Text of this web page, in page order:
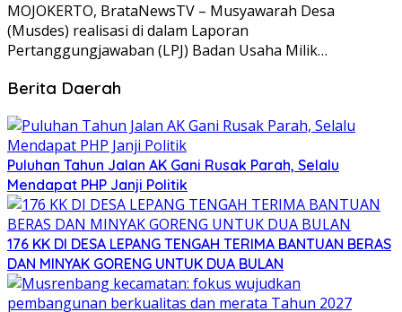
MOJOKERTO, BrataNewsTV – Musyawarah Desa
(Musdes) realisasi di dalam Laporan
Pertanggungjawaban (LPJ) Badan Usaha Milik…
Berita Daerah
Puluhan Tahun Jalan AK Gani Rusak Parah, Selalu
Mendapat PHP Janji Politik
176 KK DI DESA LEPANG TENGAH TERIMA BANTUAN BERAS
DAN MINYAK GORENG UNTUK DUA BULAN